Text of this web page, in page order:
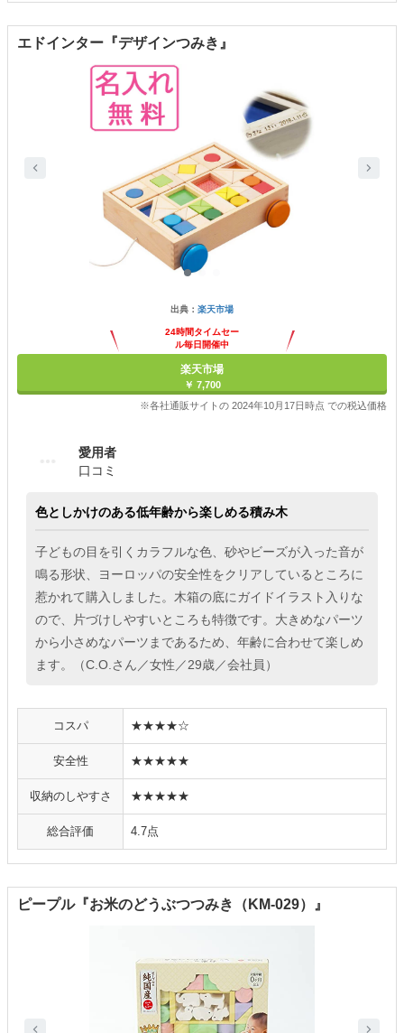
エドインター『デザインつみき』
出典： 楽天市場
24時間タイムセー
ル毎日開催中
楽天市場
￥ 7,700
※各社通販サイトの 2024年10月17日時点 での税込価格
愛用者
口コミ
色としかけのある低年齢から楽しめる積み木
子どもの目を引くカラフルな色、砂やビーズが入った音が
鳴る形状、ヨーロッパの安全性をクリアしているところに
惹かれて購入しました。木箱の底にガイドイラスト入りな
ので、片づけしやすいところも特徴です。大きめなパーツ
から小さめなパーツまであるため、年齢に合わせて楽しめ
ます。（C.O.さん／女性／29歳／会社員）
コスパ ★★★★☆
安全性 ★★★★★
収納のしやすさ ★★★★★
総合評価 4.7点
ピープル『お米のどうぶつつみき（KM-029）』